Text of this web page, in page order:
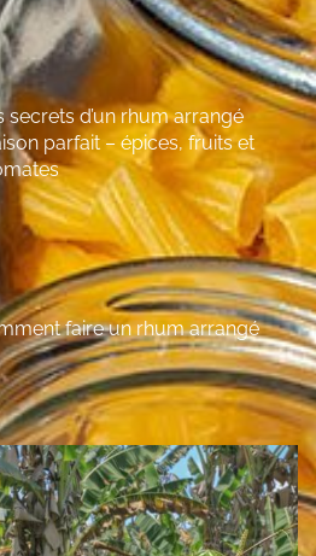
secrets d’un rhum arrangé
parfait – épices, fruits et
faire un rhum arrangé